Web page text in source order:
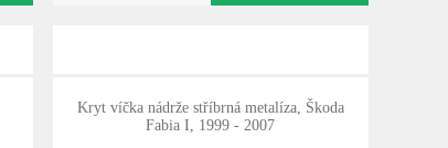
Kryt víčka nádrže stříbrná metalíza, Škoda
Fabia I, 1999 - 2007